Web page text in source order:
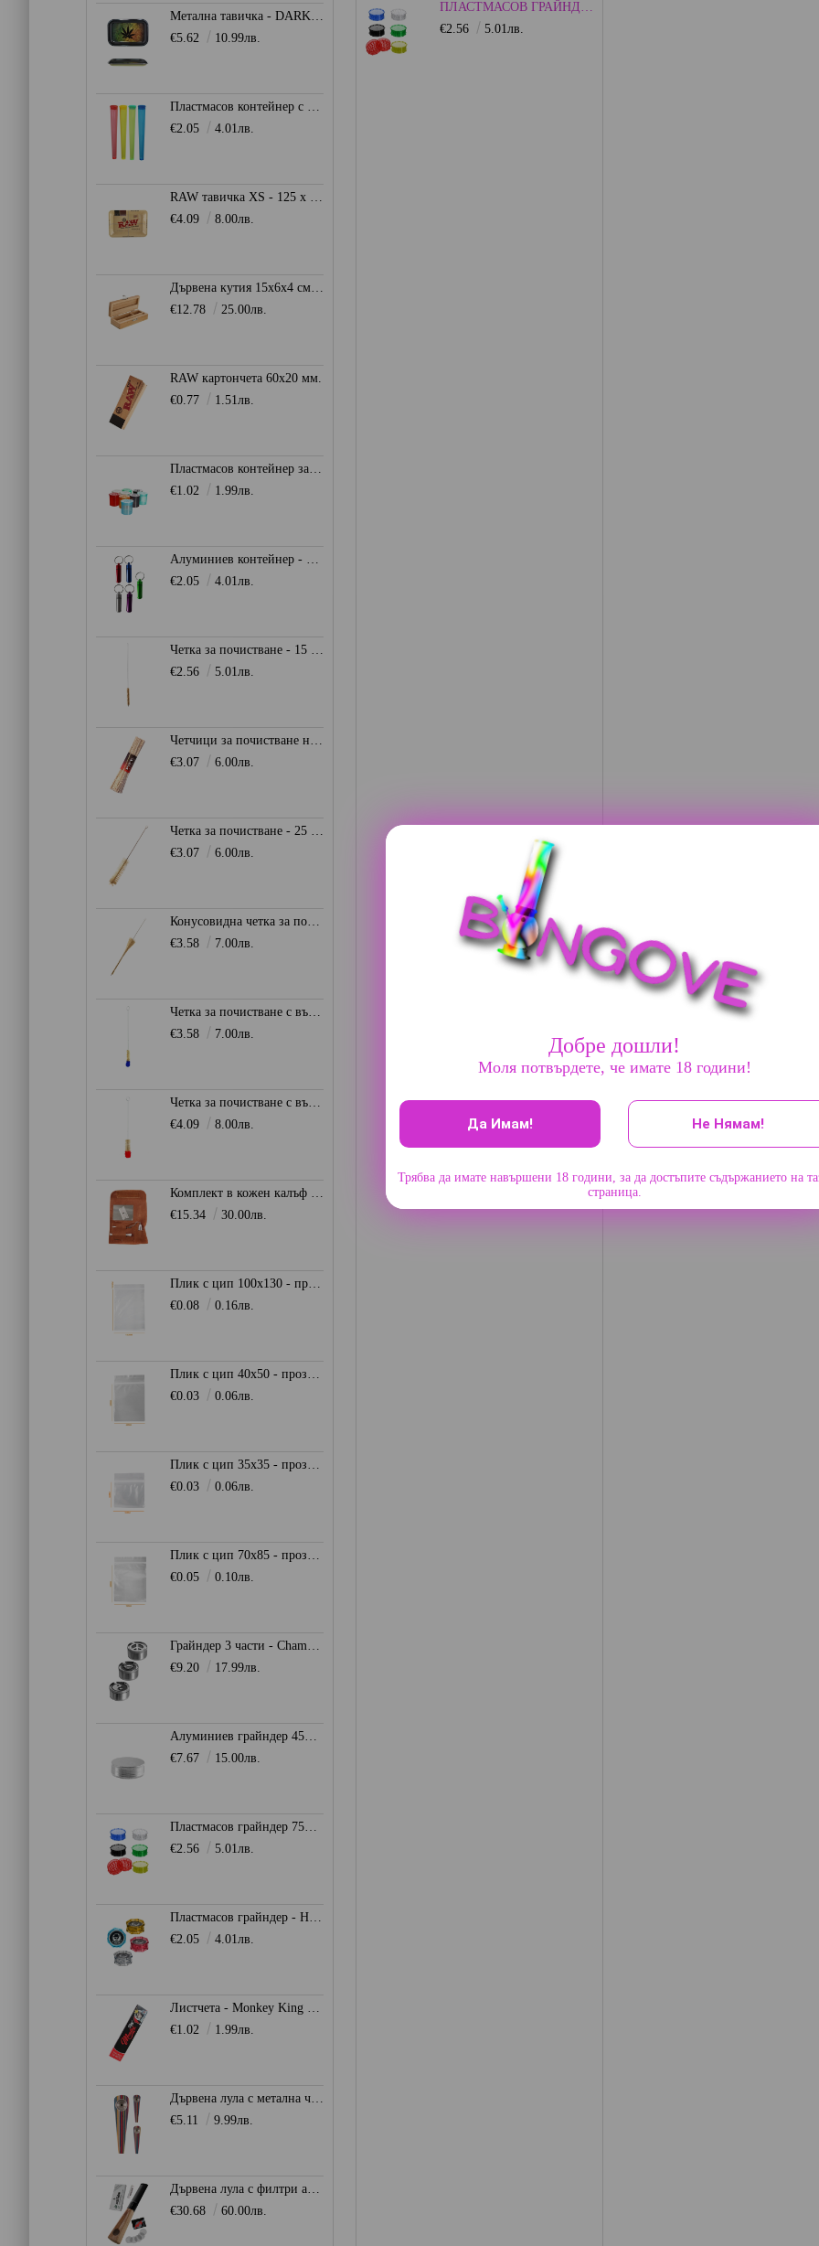
Метална тавичка - DARK LEAF
€5.62
10.99лв.
Пластмасов контейнер с капачка - цветен
€2.05
4.01лв.
RAW тавичка XS - 125 x 180мм.
€4.09
8.00лв.
Дървена кутия 15x6x4 см. - Stoner Box
€12.78
25.00лв.
RAW картончета 60x20 мм.
€0.77
1.51лв.
Пластмасов контейнер за съхранение Ø28мм. - Heisenberg
€1.02
1.99лв.
Алуминиев контейнер - ключодържател
€2.05
4.01лв.
Четка за почистване - 15 мм.
€2.56
5.01лв.
Четчици за почистване на лула - 15 см.
€3.07
6.00лв.
Четка за почистване - 25 мм.
€3.07
6.00лв.
Конусовидна четка за почистване 8 - 30 мм.
€3.58
7.00лв.
Четка за почистване с вълнен връх 0мм. - Синя
€3.58
7.00лв.
Четка за почистване с вълнен връх 50мм. - Червена
€4.09
8.00лв.
Комплект в кожен калъф - кафяв
€15.34
30.00лв.
Плик с цип 100х130 - прозрачен
€0.08
0.16лв.
Плик с цип 40х50 - прозрачен
€0.03
0.06лв.
Плик с цип 35х35 - прозрачен
€0.03
0.06лв.
Плик с цип 70х85 - прозрачен
€0.05
0.10лв.
Грайндер 3 части - Champ High
€9.20
17.99лв.
Алуминиев грайндер 45мм. - Сив
€7.67
15.00лв.
Пластмасов грайндер 75мм. - Heisenberg
€2.56
5.01лв.
Пластмасов грайндер - Heisenberg
€2.05
4.01лв.
Листчета - Monkey King SLIM KS 32бр.
€1.02
1.99лв.
Дървена лула с метална чашка - Многоцветна
€5.11
9.99лв.
Дървена лула с филтри actiTube
€30.68
60.00лв.
ПЛАСТМАСОВ ГРАЙНДЕР 75ММ. - HEISENBERG
€2.56
5.01лв.
Добре дошли!
Моля потвърдете, че имате 18 години!
Да Имам! Не Нямам!
Трябва да имате навършени 18 години, за да достъпите съдържанието на
страница.